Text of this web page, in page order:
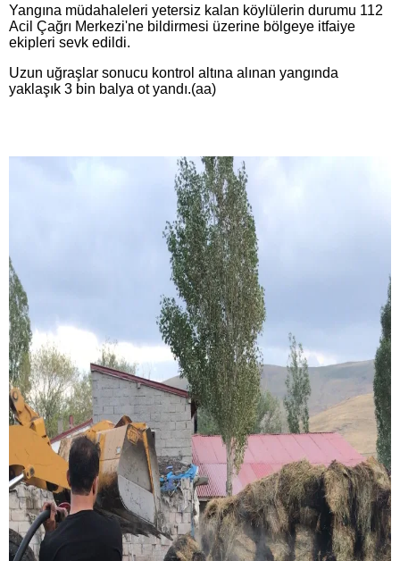
Yangına müdahaleleri yetersiz kalan köylülerin durumu 112
Acil Çağrı Merkezi'ne bildirmesi üzerine bölgeye itfaiye
ekipleri sevk edildi.
Uzun uğraşlar sonucu kontrol altına alınan yangında
yaklaşık 3 bin balya ot yandı.(aa)